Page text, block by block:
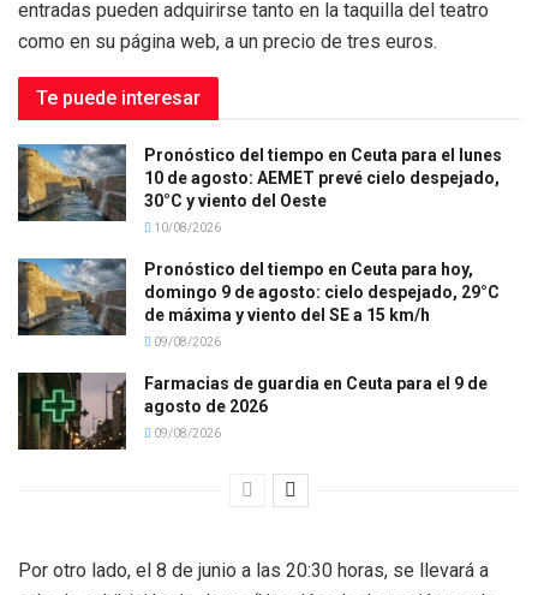
entradas pueden adquirirse tanto en la taquilla del teatro
como en su página web, a un precio de tres euros.
Te puede interesar
Pronóstico del tiempo en Ceuta para el lunes
10 de agosto: AEMET prevé cielo despejado,
30°C y viento del Oeste
10/08/2026
Pronóstico del tiempo en Ceuta para hoy,
domingo 9 de agosto: cielo despejado, 29°C
de máxima y viento del SE a 15 km/h
09/08/2026
Farmacias de guardia en Ceuta para el 9 de
agosto de 2026
09/08/2026
Por otro lado, el 8 de junio a las 20:30 horas, se llevará a